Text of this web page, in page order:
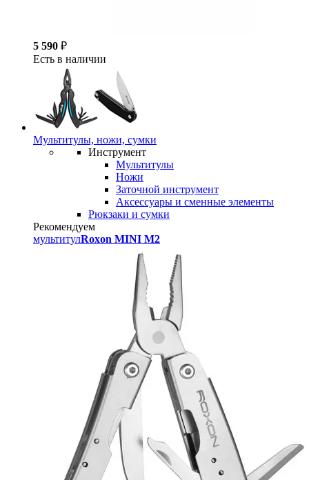
5 590 ₽
Есть в наличии
Мультитулы, ножи, сумки
Инструмент
Мультитулы
Ножи
Заточной инструмент
Аксессуары и сменные элементы
Рюкзаки и сумки
Рекомендуем
мультитулRoxon MINI M2